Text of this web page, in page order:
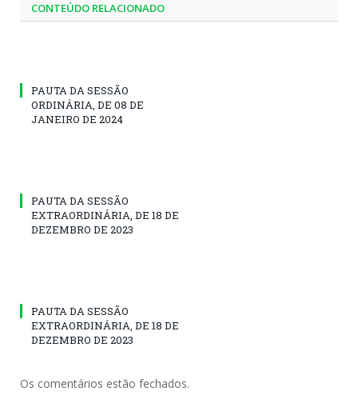
CONTEÚDO RELACIONADO
PAUTA DA SESSÃO
ORDINÁRIA, DE 08 DE
JANEIRO DE 2024
PAUTA DA SESSÃO
EXTRAORDINÁRIA, DE 18 DE
DEZEMBRO DE 2023
PAUTA DA SESSÃO
EXTRAORDINÁRIA, DE 18 DE
DEZEMBRO DE 2023
Os comentários estão fechados.